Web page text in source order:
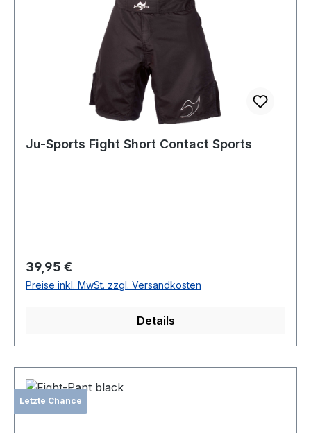
Ju-Sports Fight Short Contact Sports
Regulärer Preis:
39,95 €
Preise inkl. MwSt. zzgl. Versandkosten
Details
Letzte Chance